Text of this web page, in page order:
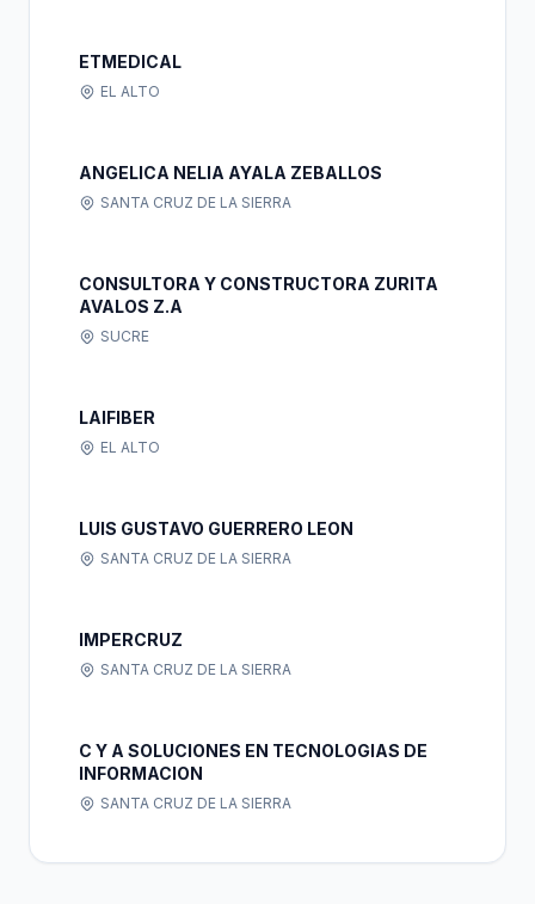
ETMEDICAL
EL ALTO
ANGELICA NELIA AYALA ZEBALLOS
SANTA CRUZ DE LA SIERRA
CONSULTORA Y CONSTRUCTORA ZURITA
AVALOS Z.A
SUCRE
LAIFIBER
EL ALTO
LUIS GUSTAVO GUERRERO LEON
SANTA CRUZ DE LA SIERRA
IMPERCRUZ
SANTA CRUZ DE LA SIERRA
C Y A SOLUCIONES EN TECNOLOGIAS DE
INFORMACION
SANTA CRUZ DE LA SIERRA